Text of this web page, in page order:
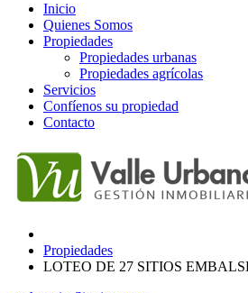
Inicio
Quienes Somos
Propiedades
Propiedades urbanas
Propiedades agrícolas
Servicios
Confíenos su propiedad
Contacto
Propiedades
LOTEO DE 27 SITIOS